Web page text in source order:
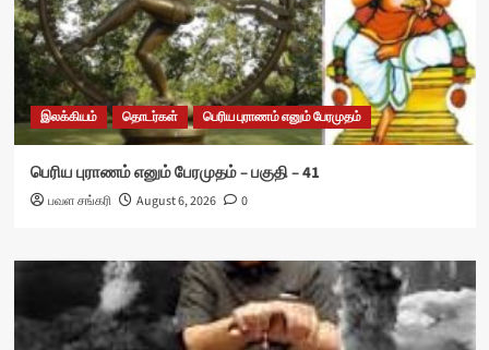
இலக்கியம் தொடர்கள் பெரிய புராணம் எனும் பேரமுதம்
பெரிய புராணம் எனும் பேரமுதம் – பகுதி – 41
பவள சங்கரி August 6, 2026 0